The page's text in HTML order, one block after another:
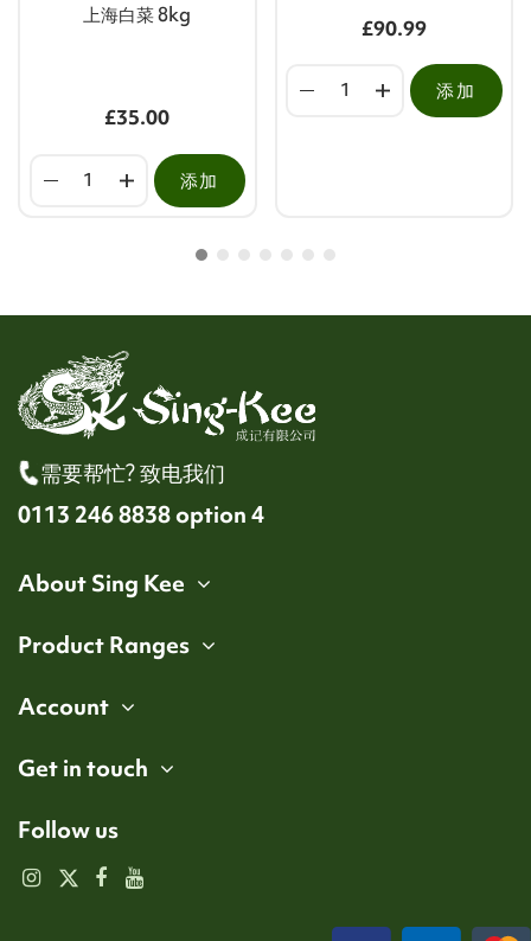
上海白菜 8kg
£35.00
添加
£90.99
添加
需要帮忙? 致电我们
0113 246 8838 option 4
About Sing Kee
Product Ranges
Account
Get in touch
Follow us